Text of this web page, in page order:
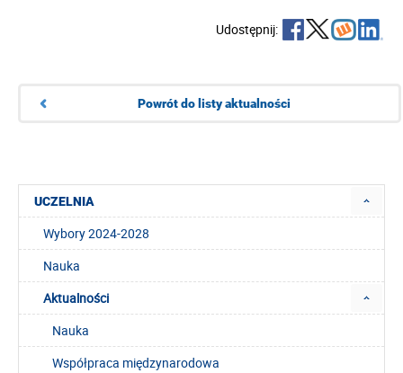
Udostępnij:
Powrót do listy aktualności
UCZELNIA
Wybory 2024-2028
Nauka
Aktualności
Nauka
Współpraca międzynarodowa